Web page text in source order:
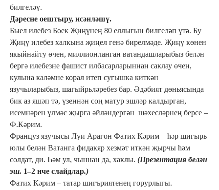
билгеләү.
Дәресне оештыру, исәнләшү.
Быел илебез Бөек Җиңүнең 80 еллыгын билгеләп үтә. Бу
Җиңү илебез халкына җиңел генә бирелмәде. Җиңү көнен
якыйнайту өчен, миллионланган ватандашларыбыз белән
бергә илебезне фашист илбасарларыннан саклау өчен,
кулына каләмне корал итеп сугышка киткән
язучыларыбыз, шагыйрьләребез бар. Әдәбият дөньясында
бик аз яшәп тә, үзеннән соң матур эшләр калдырган,
исемнәрен үлмәс җырга әйләндергән шәхесләрнең берсе –
Ф.Кәрим.
Француз язучысы Луи Арагон Фатих Кәрим – һәр шигырь
юлы белән Ватанга фидакяр хезмәт иткән җырчы һәм
солдат, ди. Һәм ул, чыннан да, хаклы. (Презентация белән
эш. 1–2 нче слайдлар.)
Фатих Кәрим – татар шигъриятенең горурлыгы.